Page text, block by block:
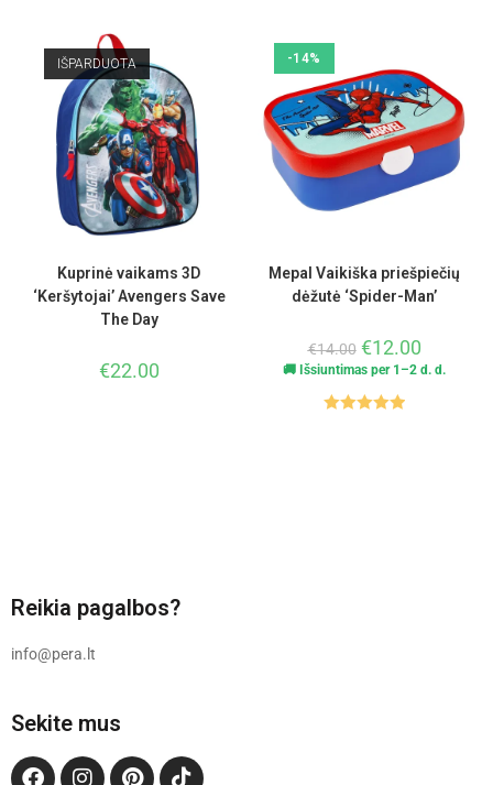
IŠPARDUOTA
Kuprinė vaikams 3D
‘Keršytojai’ Avengers Save
The Day
€22.00
-14%
Mepal Vaikiška priešpiečių
dėžutė ‘Spider-Man’
€14.00 €12.00
🚚 Išsiuntimas per 1–2 d. d.
Reikia pagalbos?
info@pera.lt
Sekite mus